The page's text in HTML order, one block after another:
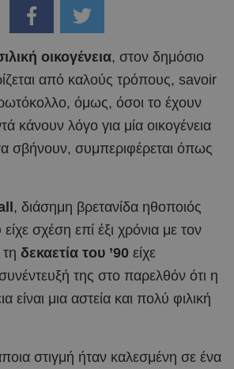
οικογένεια, στον δημόσιο
από καλούς τρόπους, savoir
όμως, όσοι το έχουν
κάνουν λόγο για μία οικογένεια
σβήνουν, συμπεριφέρεται όπως
, διάσημη βρετανίδα ηθοποιός
σχέση επί έξι χρόνια με τον
δεκαετία του ’90 είχε
της στο παρελθόν ότι η
είναι μια αστεία και πολύ φιλική
στιγμή ήταν καλεσμένη σε ένα